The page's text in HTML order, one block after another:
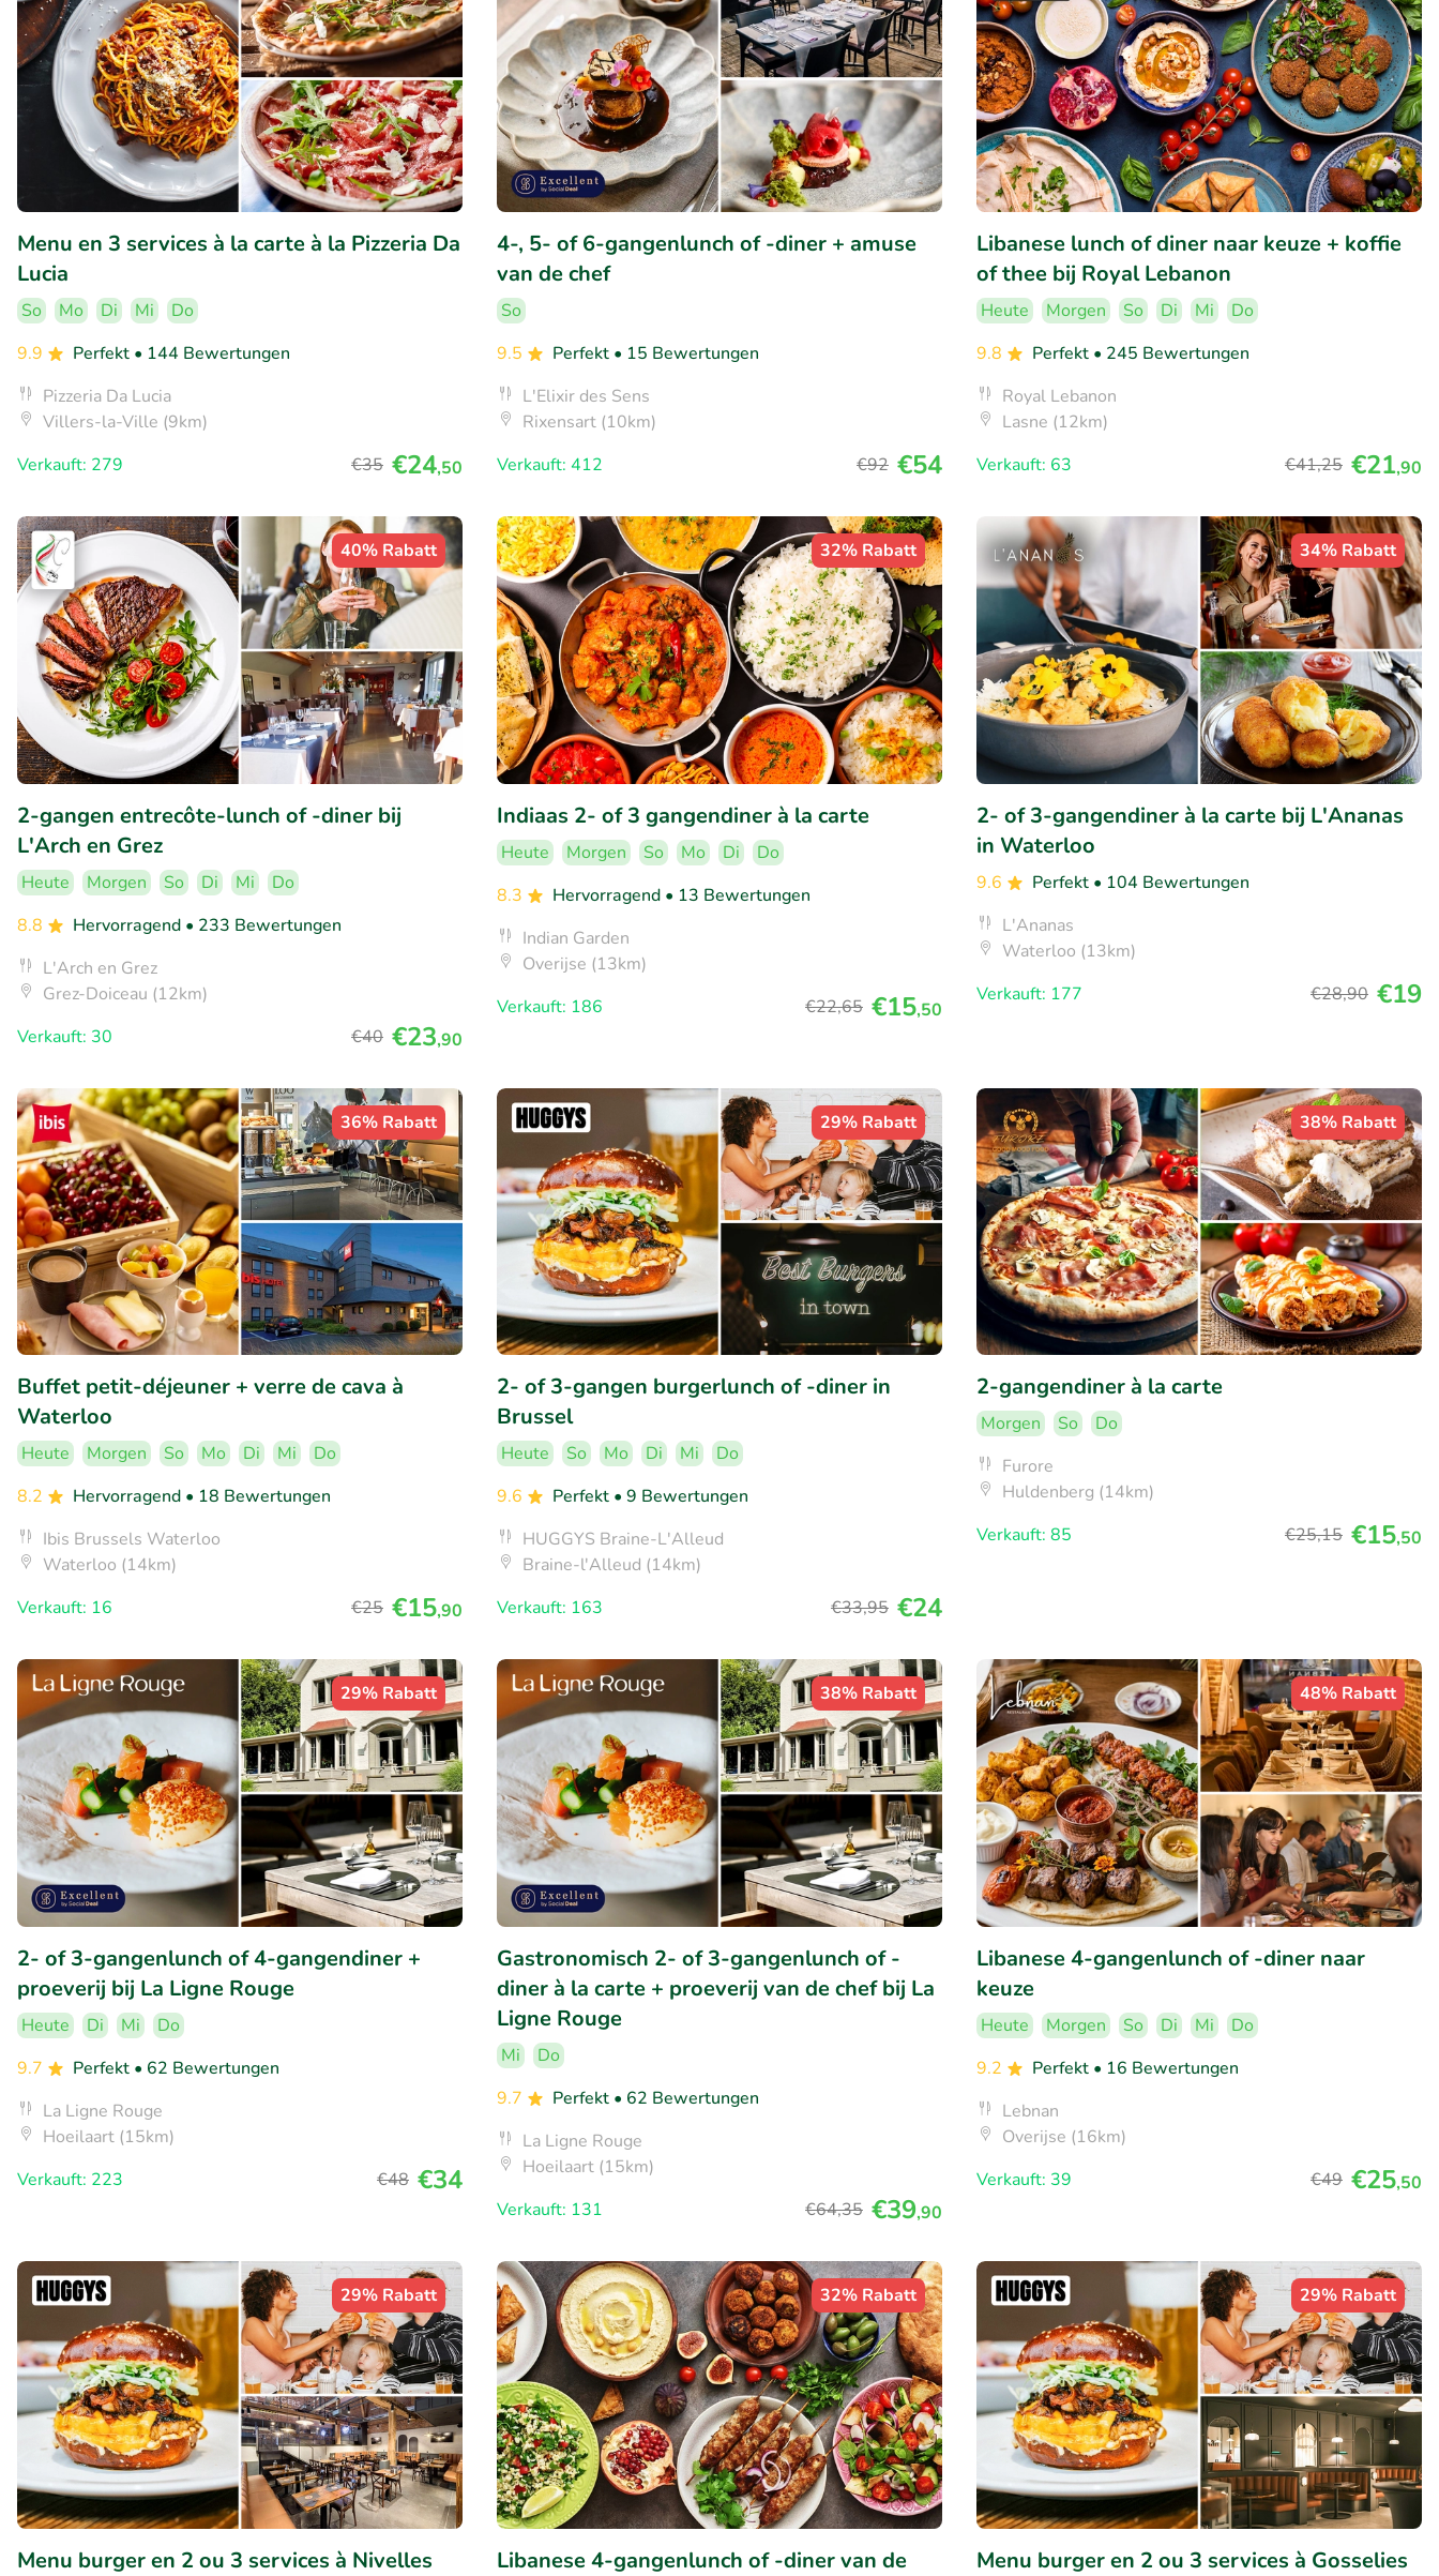
Menu en 3 services à la carte à la Pizzeria Da
Lucia
So Mo Di Mi
Do
9.9
Perfekt • 144 Bewertungen
Pizzeria Da Lucia
Villers-la-Ville (9km)
Verkauft: 279
€35 €24,50
4-, 5- of 6-gangenlunch of -diner + amuse
van de chef
So
9.5
Perfekt • 15 Bewertungen
L'Elixir des Sens
Rixensart (10km)
Verkauft: 412
€92 €54
Libanese lunch of diner naar keuze + koffie
of thee bij Royal Lebanon
Heute Morgen So Di Mi
Do
9.8
Perfekt • 245 Bewertungen
Royal Lebanon
Lasne (12km)
Verkauft: 63
€41,25 €21,90
40% Rabatt
2-gangen entrecôte-lunch of -diner bij
L'Arch en Grez
Heute Morgen So Di Mi
Do
8.8
Hervorragend • 233 Bewertungen
L'Arch en Grez
Grez-Doiceau (12km)
Verkauft: 30
€40 €23,90
32% Rabatt
Indiaas 2- of 3 gangendiner à la carte
Heute Morgen So Mo Di
Do
8.3
Hervorragend • 13 Bewertungen
Indian Garden
Overijse (13km)
Verkauft: 186
€22,65 €15,50
34% Rabatt
2- of 3-gangendiner à la carte bij L'Ananas
in Waterloo
9.6 Perfekt • 104 Bewertungen
L'Ananas
Waterloo (13km)
Verkauft: 177
€28,90 €19
36% Rabatt
Buffet petit-déjeuner + verre de cava à
Waterloo
Heute Morgen So Mo Di Mi
Do
8.2
Hervorragend • 18 Bewertungen
Ibis Brussels Waterloo
Waterloo (14km)
Verkauft: 16
€25 €15,90
29% Rabatt
2- of 3-gangen burgerlunch of -diner in
Brussel
Heute So Mo Di Mi
Do
9.6
Perfekt • 9 Bewertungen
HUGGYS Braine-L'Alleud
Braine-l'Alleud (14km)
Verkauft: 163
€33,95 €24
38% Rabatt
2-gangendiner à la carte
Morgen So
Do
Furore
Huldenberg (14km)
Verkauft: 85
€25,15 €15,50
29% Rabatt
2- of 3-gangenlunch of 4-gangendiner +
proeverij bij La Ligne Rouge
Heute Di Mi
Do
9.7
Perfekt • 62 Bewertungen
La Ligne Rouge
Hoeilaart (15km)
Verkauft: 223
€48 €34
38% Rabatt
Gastronomisch 2- of 3-gangenlunch of -
diner à la carte + proeverij van de chef bij La
Ligne Rouge
Mi
Do
9.7
Perfekt • 62 Bewertungen
La Ligne Rouge
Hoeilaart (15km)
Verkauft: 131
€64,35 €39,90
48% Rabatt
Libanese 4-gangenlunch of -diner naar
keuze
Heute Morgen So Di Mi
Do
9.2
Perfekt • 16 Bewertungen
Lebnan
Overijse (16km)
Verkauft: 39
€49 €25,50
29% Rabatt
Menu burger en 2 ou 3 services à Nivelles
32% Rabatt
Libanese 4-gangenlunch of -diner van de
29% Rabatt
Menu burger en 2 ou 3 services à Gosselies